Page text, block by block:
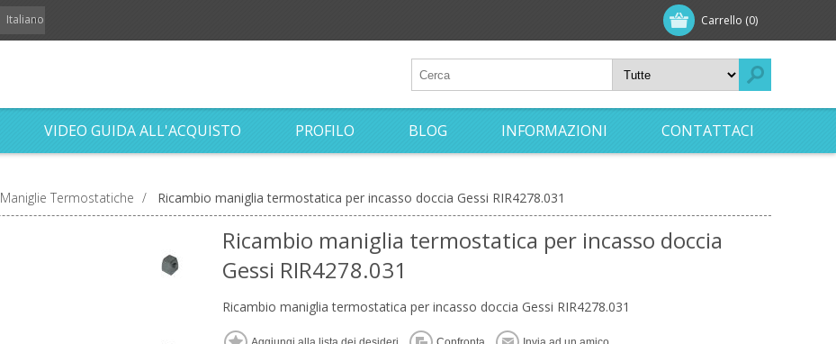
Carrello (0)
Italiano
VIDEO GUIDA ALL'ACQUISTO PROFILO BLOG INFORMAZIONI CONTATTACI
Maniglie Termostatiche / Ricambio maniglia termostatica per incasso doccia Gessi RIR4278.031
Ricambio maniglia termostatica per incasso doccia
Gessi RIR4278.031
Ricambio maniglia termostatica per incasso doccia Gessi RIR4278.031